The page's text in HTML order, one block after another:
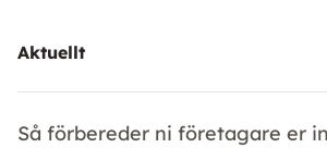
Aktuellt
Så förbereder ni företagare er